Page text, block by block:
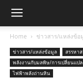
Home ข่าวสาร/แหล่งข้อ
ข่าวสาร/แหล่งข้อมูล สรรหา
พลังงานกับมลพิษ/การเปลี่ยนแป
ไฟฟ้าพลังถ่านหิน